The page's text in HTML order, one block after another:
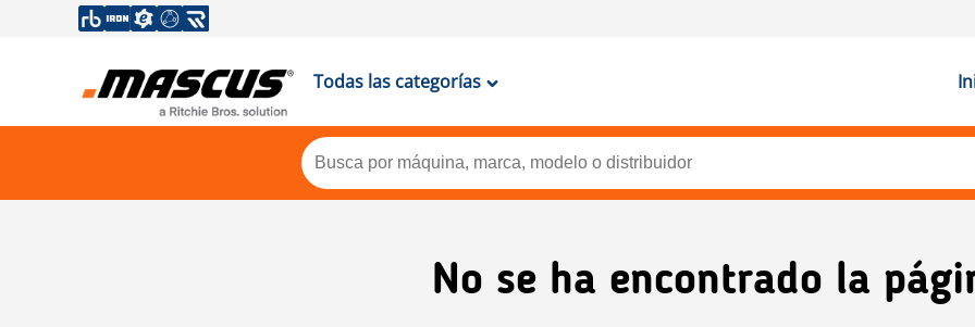
Todas las categorías
No se ha encontrado la